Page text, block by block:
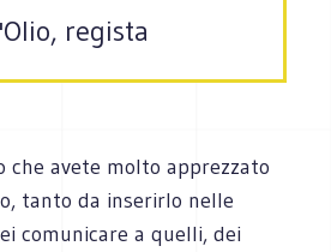
regista
che avete molto apprezzato
tanto da inserirlo nelle
comunicare a quelli, dei